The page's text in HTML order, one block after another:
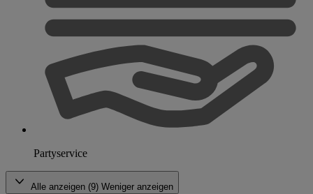
Partyservice
Alle anzeigen (9) Weniger anzeigen